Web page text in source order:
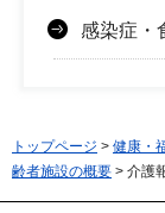
感染症・
トップページ > 健康・
齢者施設の概要 > 介護